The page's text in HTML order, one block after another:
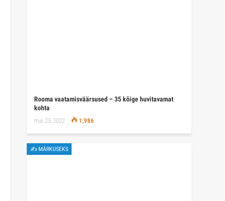
Rooma vaatamisväärsused – 35 kõige huvitavamat
kohta
mai 23, 2022 1,986
✍ MÄRKUSEKS